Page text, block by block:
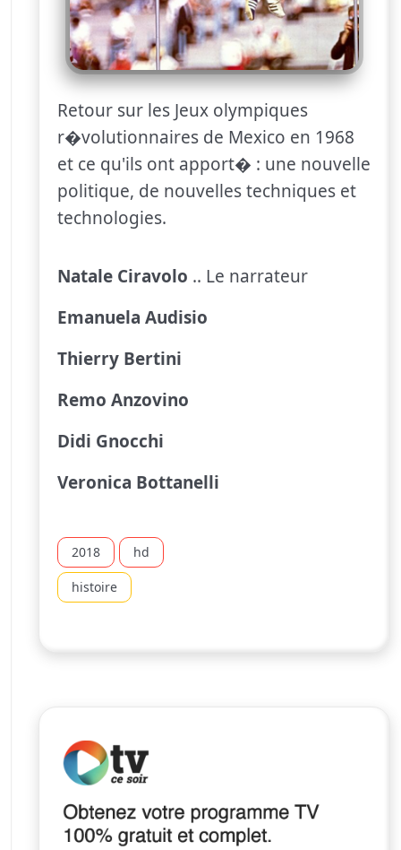
Retour sur les Jeux olympiques
r�volutionnaires de Mexico en 1968
et ce qu'ils ont apport� : une nouvelle
politique, de nouvelles techniques et
technologies.
Natale Ciravolo .. Le narrateur
Emanuela Audisio
Thierry Bertini
Remo Anzovino
Didi Gnocchi
Veronica Bottanelli
2018 hd
histoire